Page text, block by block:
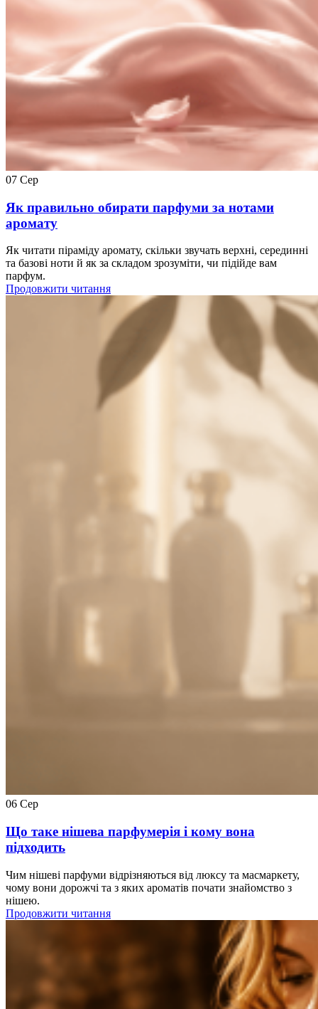
07 Сер
Як правильно обирати парфуми за нотами
аромату
Як читати піраміду аромату, скільки звучать верхні, серединні
та базові ноти й як за складом зрозуміти, чи підійде вам
парфум.
Продовжити читання
06 Сер
Що таке нішева парфумерія і кому вона
підходить
Чим нішеві парфуми відрізняються від люксу та масмаркету,
чому вони дорожчі та з яких ароматів почати знайомство з
нішею.
Продовжити читання